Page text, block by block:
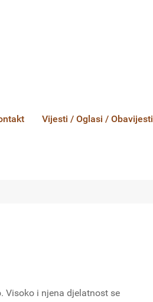
Vijesti / Oglasi / Obavijesti
Visoko i njena djelatnost se